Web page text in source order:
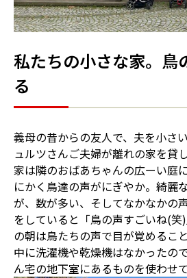
私たちの小さな家。鳥
る
義母の昔からの友人で、夫を小さ
ュルツさんご夫婦が離れの家を貸
家は隣のおばあちゃんの広ーい庭
にかく鳥達の声がにぎやか。綺麗
が、数が多い、そしてなかなかの
をしていると「鳥の声すごいね(笑
の朝は鳥たちの声で目が覚めるこ
中に洗濯機や乾燥機はなかったの
ん宅の地下室にあるものを使わせ